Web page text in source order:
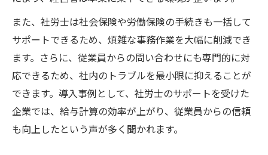
また、社労士は社会保険や労働保険の手続きも一括して
サポートできるため、煩雑な事務作業を大幅に削減でき
ます。さらに、従業員からの問い合わせにも専門的に対
応できるため、社内のトラブルを最小限に抑えることが
できます。導入事例として、社労士のサポートを受けた
企業では、給与計算の効率が上がり、従業員からの信頼
も向上したという声が多く聞かれます。